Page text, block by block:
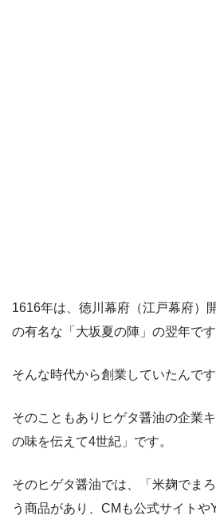
1616年は、徳川幕府（江戸幕府）
の有名な「大坂夏の陣」の翌年です
そんな時代から創業していたんです
そのこともありヒゲタ醤油の企業
の味を伝えて4世紀」です。
そのヒゲタ醤油では、「米麹でま
う商品があり、CMも公式サイトや